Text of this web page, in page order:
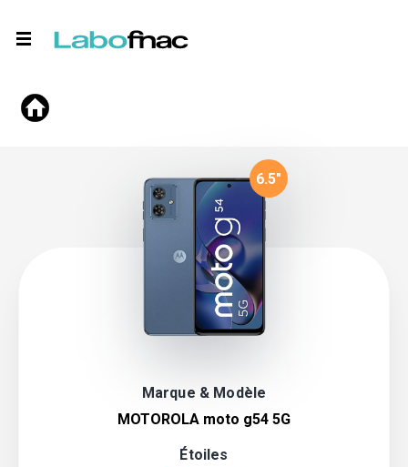
Marque & Modèle
6.5"
MOTOROLA moto g54 5G
Étoiles